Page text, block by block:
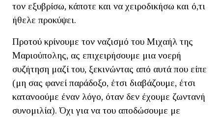
τον εξυβρίσω, κάποτε και να χειροδικήσω και ό,τι
ήθελε προκύψει.
Προτού κρίνουμε τον ναζισμό του Μιχαήλ της
Μαριούπολης, ας επιχειρήσουμε μια νοερή
συζήτηση μαζί του, ξεκινώντας από αυτά που είπε
(μη σας φανεί παράδοξο, έτσι διαβάζουμε, έτσι
κατανοούμε έναν λόγο, όταν δεν έχουμε ζωντανή
συνομιλία). Όχι για να του αποδώσουμε με